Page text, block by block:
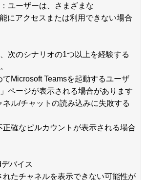
ユーザーは、さまざまな
にアクセスまたは利用できない場合
次のシナリオの1つ以上を経験する
てMicrosoft Teamsを起動するユーザ
ページが表示される場合があります
ネル/チャットの読み込みに失敗する
正確なピルカウントが表示される場合
バイス
れたチャネルを表示できない可能性が